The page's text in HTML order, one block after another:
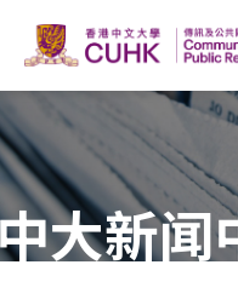
大新闻